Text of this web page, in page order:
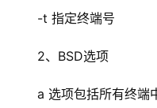
-t 指定终端号
2、BSD选项
a 选项包括所有终端